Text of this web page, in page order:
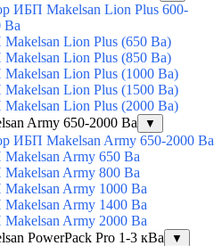
ИБП Makelsan Lion Plus 600-
Вa
Lion Plus (650 Ва)
Lion Plus (850 Ва)
Lion Plus (1000 Ва)
Lion Plus (1500 Ва)
Lion Plus (2000 Ва)
Army 650-2000 Ва
▼
ИБП Makelsan Army 650-2000 Ва
Army 650 Ва
Army 800 Ва
Army 1000 Ва
Army 1400 Ва
Army 2000 Ва
PowerPack Pro 1-3 кВа
▼